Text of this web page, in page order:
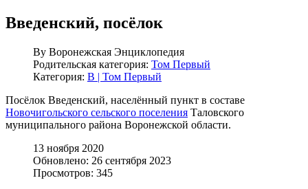
Введенский, посёлок
By Воронежская Энциклопедия
Родительская категория: Том Первый
Категория: В | Том Первый
Посёлок Введенский, населённый пункт в составе
Новочигольского сельского поселения Таловского
муниципального района Воронежской области.
13 ноября 2020
Обновлено: 26 сентября 2023
Просмотров: 345